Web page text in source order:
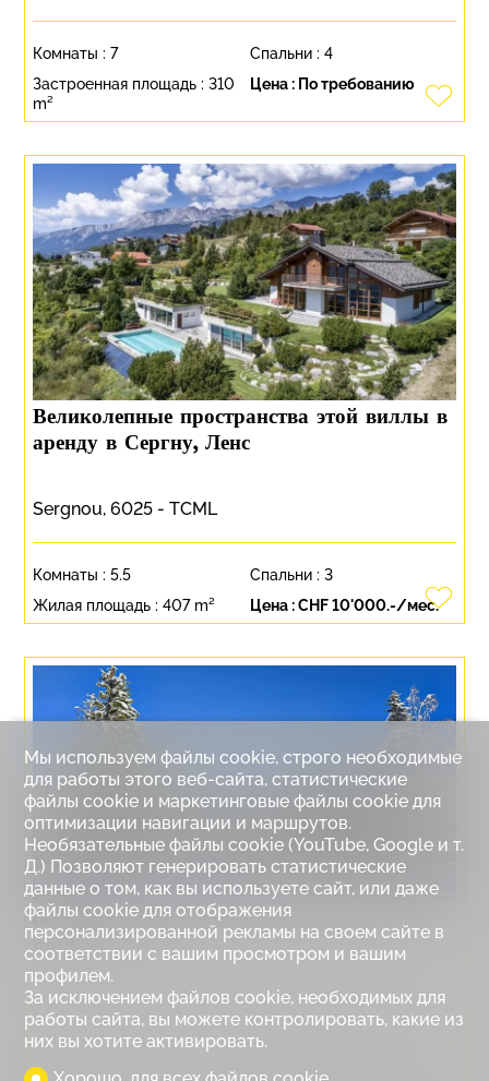
Цена : По требованию
Комнаты :7 Спальни : 4
Застроенная площадь :310
m²
Великолепные пространства этой виллы в
аренду в Сергну, Ленс
Sergnou, 6025 - TCML
Цена :CHF 10'000.-/мес.
Комнаты :5.5 Спальни : 3
Жилая площадь :407 m²
6031. Ваш будущий дом в самом сердце
природы
Crans-Montana, secteur Trionna, 6031 - TCM
Комнаты :8.5 Спальни :6
Мы используем файлы cookie, строго необходимые
для работы этого веб-сайта, статистические
файлы cookie и маркетинговые файлы cookie для
оптимизации навигации и маршрутов.
Необязательные файлы cookie (YouTube, Google и т.
Д.) Позволяют генерировать статистические
данные о том, как вы используете сайт, или даже
файлы cookie для отображения
персонализированной рекламы на своем сайте в
соответствии с вашим просмотром и вашим
профилем.
За исключением файлов cookie, необходимых для
работы сайта, вы можете контролировать, какие из
них вы хотите активировать.